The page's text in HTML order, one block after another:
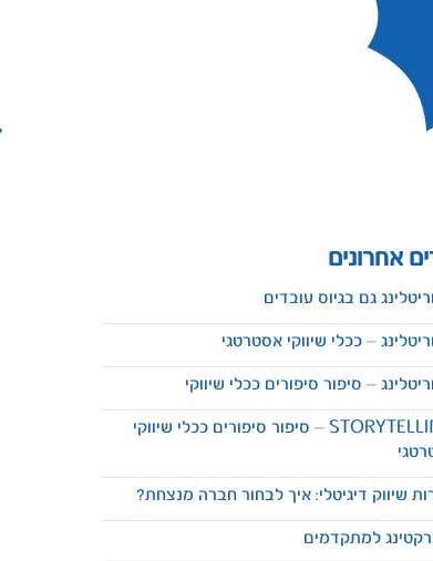
אחרונים
גם בגיוס עובדים
– ככלי שיווקי אסטרטגי
– סיפור סיפורים ככלי שיווקי
STORYTELLING – סיפור סיפורים ככלי שיווקי
שיווק דיגיטלי: איך לבחור חברה מנצחת?
למתקדמים